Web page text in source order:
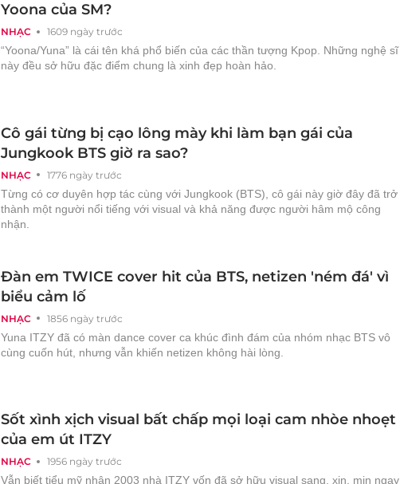
NHẠC 1609 ngày trước
Yoona của SM?
“Yoona/Yuna” là cái tên khá phổ biến của các thần tượng Kpop. Những nghệ sĩ
này đều sở hữu đặc điểm chung là xinh đẹp hoàn hảo.
NHẠC 1776 ngày trước
Cô gái từng bị cạo lông mày khi làm bạn gái của
Jungkook BTS giờ ra sao?
Từng có cơ duyên hợp tác cùng với Jungkook (BTS), cô gái này giờ đây đã trở
thành một người nổi tiếng với visual và khả năng được người hâm mộ công
nhận.
NHẠC 1856 ngày trước
Đàn em TWICE cover hit của BTS, netizen 'ném đá' vì
biểu cảm lố
Yuna ITZY đã có màn dance cover ca khúc đình đám của nhóm nhạc BTS vô
cùng cuốn hút, nhưng vẫn khiến netizen không hài lòng.
NHẠC 1956 ngày trước
Sốt xình xịch visual bất chấp mọi loại cam nhòe nhoẹt
của em út ITZY
Vẫn biết tiểu mỹ nhân 2003 nhà ITZY vốn đã sở hữu visual sang, xịn, mịn ngay